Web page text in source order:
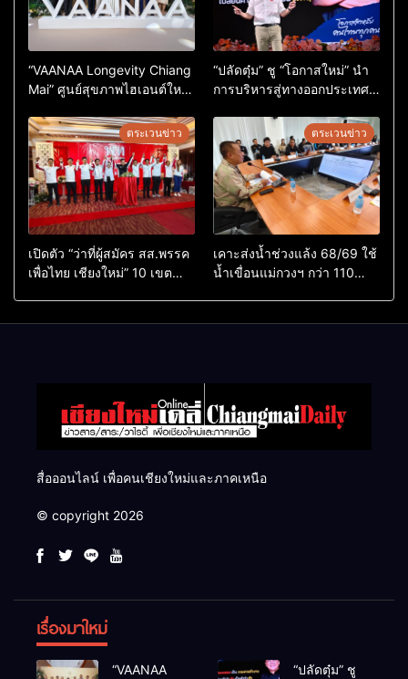
“VAANAA Longevity Chiang
Mai” ศูนย์สุขภาพไฮเอนต์ใหญ่
“ปลัดตุ๋ม” ชู “โอกาสใหม่” นำ
การบริหารสู่ทางออกประเทศ
ตระเวนข่าว
เปิดตัว “ว่าที่ผู้สมัคร สส.พรรค
เพื่อไทย เชียงใหม่” 10 เขต
ตระเวนข่าว
เคาะส่งน้ำช่วงแล้ง 68/69 ใช้
น้ำเขื่อนแม่กวงฯ กว่า 110
สื่อออนไลน์ เพื่อคนเชียงใหม่และภาคเหนือ
© copyright 2026
เรื่องมาใหม่
“VAANAA “ปลัดตุ๋ม” ชู